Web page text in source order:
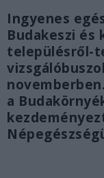
Ingyenes
Budakeszi és
településről-
a